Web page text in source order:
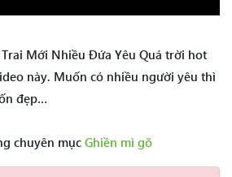
Mới Nhiều Đứa Yêu Quá trời hot
này. Muốn có nhiều người yêu thì
đẹp…
chuyên mục Ghiền mì gõ